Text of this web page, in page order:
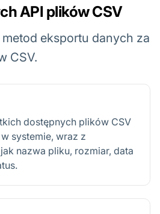
API plików CSV
metod eksportu danych za
CSV.
dostępnych plików CSV
systemie, wraz z
nazwa pliku, rozmiar, data